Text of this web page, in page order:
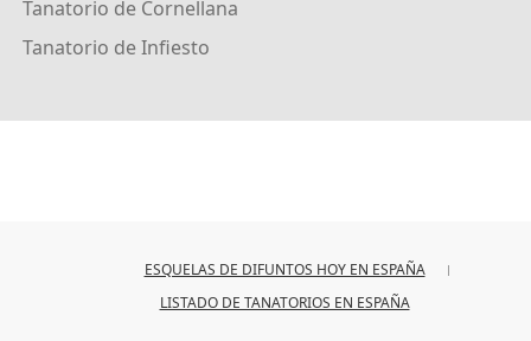
Tanatorio de Cornellana
Tanatorio de Infiesto
ESQUELAS DE DIFUNTOS HOY EN ESPAÑA
LISTADO DE TANATORIOS EN ESPAÑA